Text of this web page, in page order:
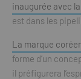
inaugurée avec
est dans les
La marque
forme d’un
il préfigurera